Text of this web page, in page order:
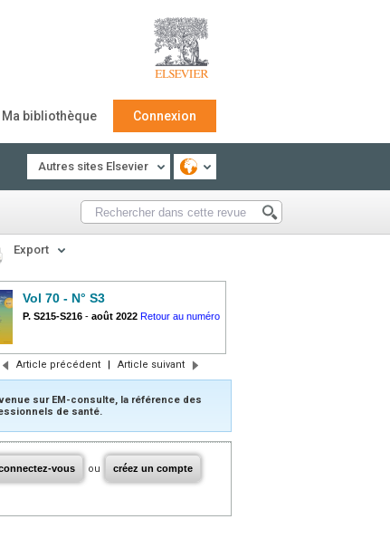
Ma bibliothèque Connexion
Autres sites Elsevier
Export
Vol 70 - N° S3
P. S215-S216 - août 2022 Retour au numéro
Article précédent | Article suivant
sur EM-consulte, la référence des
de santé.
vous ou créez un compte